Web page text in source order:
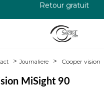
Journaliere Cooper vision
MiSight 90